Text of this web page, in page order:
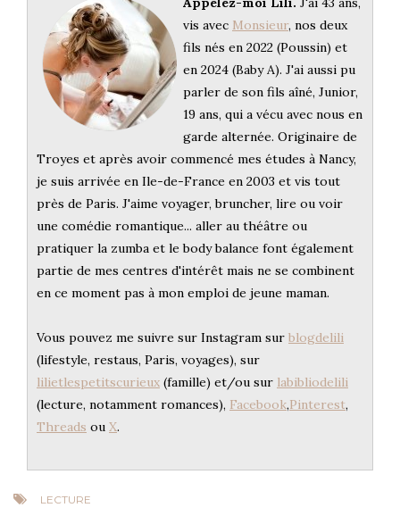
vis avec Monsieur, nos deux
fils nés en 2022 (Poussin) et
en 2024 (Baby A). J'ai aussi pu
parler de son fils aîné, Junior,
19 ans, qui a vécu avec nous en
garde alternée. Originaire de
Troyes et après avoir commencé mes études à Nancy,
je suis arrivée en Ile-de-France en 2003 et vis tout
près de Paris. J'aime voyager, bruncher, lire ou voir
une comédie romantique... aller au théâtre ou
pratiquer la zumba et le body balance font également
partie de mes centres d'intérêt mais ne se combinent
en ce moment pas à mon emploi de jeune maman.
Vous pouvez me suivre sur Instagram sur blogdelili
(lifestyle, restaus, Paris, voyages), sur
lilietlespetitscurieux (famille) et/ou sur labibliodelili
(lecture, notamment romances), Facebook,Pinterest,
Threads ou X.
LECTURE